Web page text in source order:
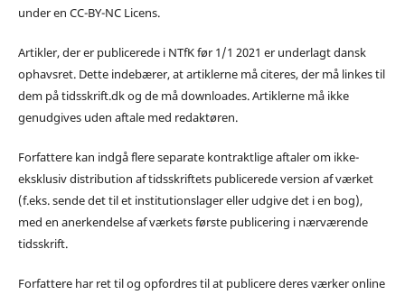
under en CC-BY-NC Licens.
Artikler, der er publicerede i NTfK før 1/1 2021 er underlagt dansk
ophavsret. Dette indebærer, at artiklerne må citeres, der må linkes til
dem på tidsskrift.dk og de må downloades. Artiklerne må ikke
genudgives uden aftale med redaktøren.
Forfattere kan indgå flere separate kontraktlige aftaler om ikke-
eksklusiv distribution af tidsskriftets publicerede version af værket
(f.eks. sende det til et institutionslager eller udgive det i en bog),
med en anerkendelse af værkets første publicering i nærværende
tidsskrift.
Forfattere har ret til og opfordres til at publicere deres værker online